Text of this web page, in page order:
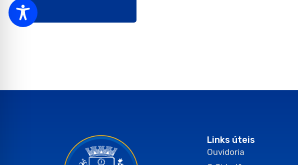
Links úteis
Ouvidoria